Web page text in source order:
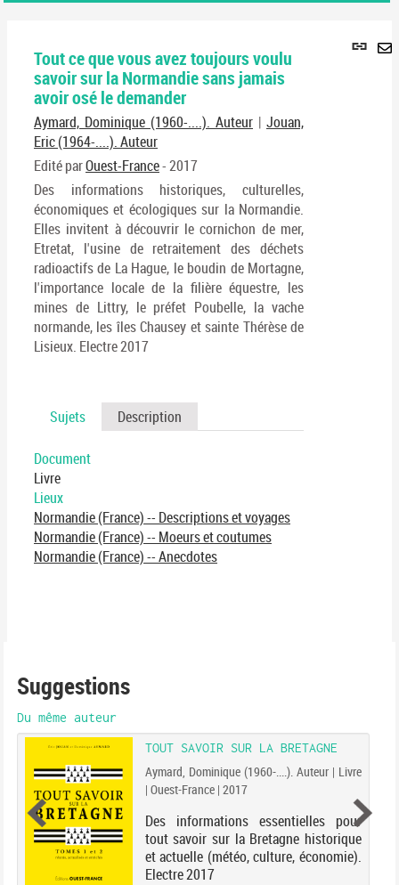
Lien
Tout ce que vous avez toujours voulu
savoir sur la Normandie sans jamais
avoir osé le demander
Aymard, Dominique (1960-....). Auteur | Jouan,
Eric (1964-....). Auteur
Edité parOuest-France- 2017
Des informations historiques, culturelles,
économiques et écologiques sur la Normandie.
Elles invitent à découvrir le cornichon de mer,
Etretat, l'usine de retraitement des déchets
radioactifs de La Hague, le boudin de Mortagne,
l'importance locale de la filière équestre, les
mines de Littry, le préfet Poubelle, la vache
normande, les îles Chausey et sainte Thérèse de
Lisieux. Electre 2017
Sujets Description
Document
Livre
Lieux
Normandie (France) -- Descriptions et voyages
Normandie (France) -- Moeurs et coutumes
Normandie (France) -- Anecdotes
Suggestions
Du même auteur
TOUT SAVOIR SUR LA BRETAGNE
Aymard, Dominique (1960-....). Auteur | Livre
| Ouest-France | 2017
Des informations essentielles pour
tout savoir sur la Bretagne historique
et actuelle (météo, culture, économie).
Electre 2017